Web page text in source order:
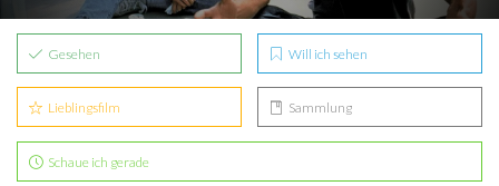
Gesehen Will ich sehen
Lieblingsfilm Sammlung
Schaue ich gerade